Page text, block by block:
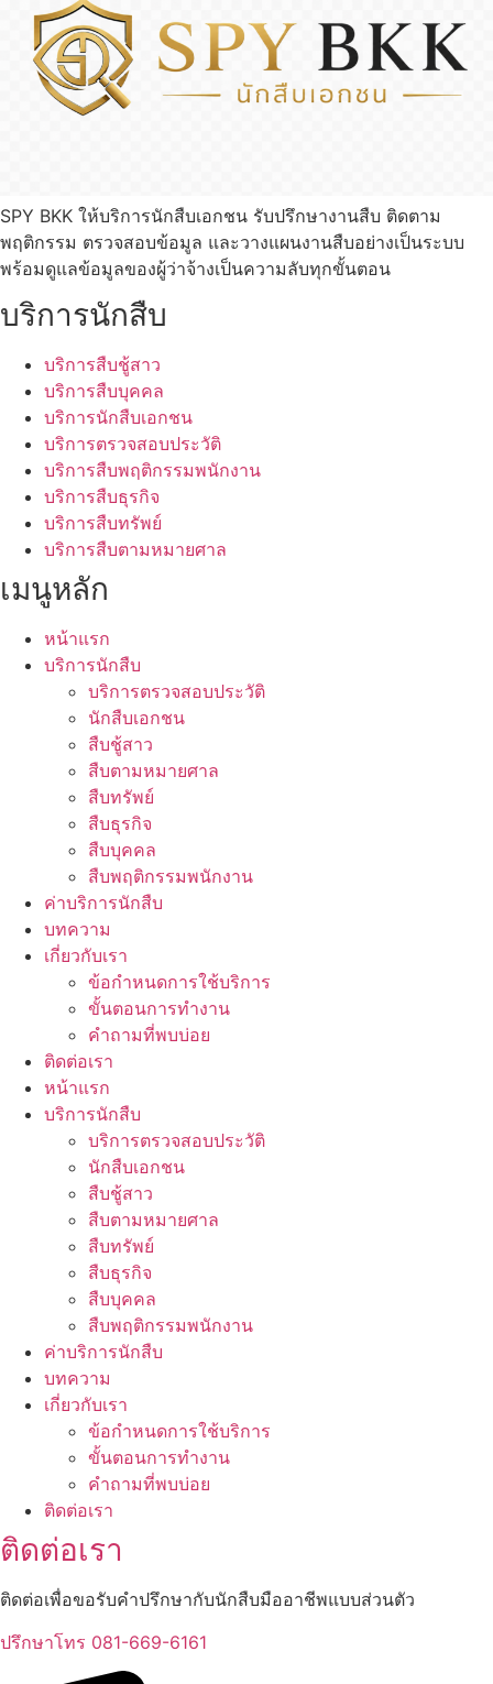
SPY BKK ให้บริการนักสืบเอกชน รับปรึกษางานสืบ ติดตาม
พฤติกรรม ตรวจสอบข้อมูล และวางแผนงานสืบอย่างเป็นระบบ
พร้อมดูแลข้อมูลของผู้ว่าจ้างเป็นความลับทุกขั้นตอน​
บริการนักสืบ
บริการสืบชู้สาว
บริการสืบบุคคล
บริการนักสืบเอกชน
บริการตรวจสอบประวัติ
บริการสืบพฤติกรรมพนักงาน
บริการสืบธุรกิจ
บริการสืบทรัพย์
บริการสืบตามหมายศาล
เมนูหลัก
หน้าแรก
บริการนักสืบ
บริการตรวจสอบประวัติ
นักสืบเอกชน
สืบชู้สาว
สืบตามหมายศาล
สืบทรัพย์
สืบธุรกิจ
สืบบุคคล
สืบพฤติกรรมพนักงาน
ค่าบริการนักสืบ
บทความ
เกี่ยวกับเรา
ข้อกำหนดการใช้บริการ
ขั้นตอนการทำงาน
คำถามที่พบบ่อย
ติดต่อเรา
หน้าแรก
บริการนักสืบ
บริการตรวจสอบประวัติ
นักสืบเอกชน
สืบชู้สาว
สืบตามหมายศาล
สืบทรัพย์
สืบธุรกิจ
สืบบุคคล
สืบพฤติกรรมพนักงาน
ค่าบริการนักสืบ
บทความ
เกี่ยวกับเรา
ข้อกำหนดการใช้บริการ
ขั้นตอนการทำงาน
คำถามที่พบบ่อย
ติดต่อเรา
ติดต่อเรา
ติดต่อเพื่อขอรับคำปรึกษากับนักสืบมืออาชีพแบบส่วนตัว
ปรึกษาโทร 081-669-6161